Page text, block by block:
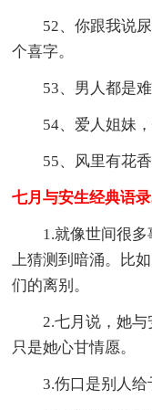
52、你跟我说
个喜字。
53、男人都是
54、爱人姐妹
55、风里有花
七月与安生经典语
1.就像世间很
上猜测到暗涌。比
们的离别。
2.七月说，她与
只是她心甘情愿。
3.伤口是别人给